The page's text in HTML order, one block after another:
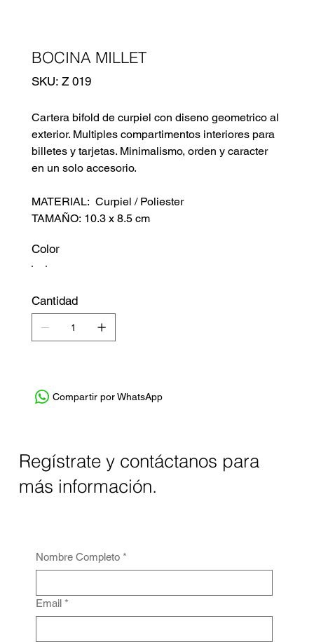
BOCINA MILLET
SKU: SKU
Z
Z 019
Cartera bifold de curpiel con diseno geometrico al
exterior. Multiples compartimentos interiores para
billetes y tarjetas. Minimalismo, orden y caracter
en un solo accesorio.
MATERIAL: Curpiel / Poliester
TAMAÑO: 10.3 x 8.5 cm
Color
Cantidad
Compartir por WhatsApp
Regístrate y contáctanos para
más información.
Nombre Completo *
Email *